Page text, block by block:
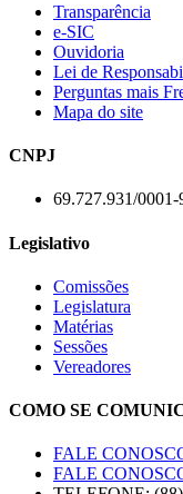
Transparência
e-SIC
Ouvidoria
Lei de
Perguntas mais
Mapa do site
CNPJ
69.727.931/0001-
Legislativo
Comissões
Legislatura
Matérias
Sessões
Vereadores
COMO SE
FALE
FALE